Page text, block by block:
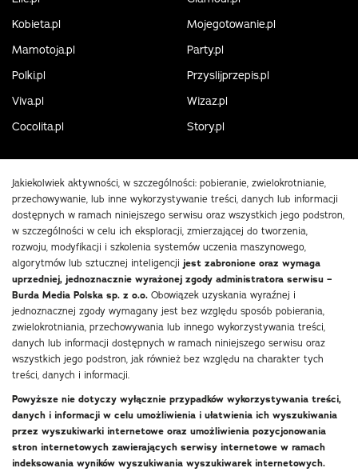
Kobieta.pl
Mojegotowanie.pl
Mamotoja.pl
Party.pl
Polki.pl
Przyslijprzepis.pl
Viva.pl
Wizaz.pl
Cocolita.pl
Story.pl
Jakiekolwiek aktywności, w szczególności: pobieranie, zwielokrotnianie,
przechowywanie, lub inne wykorzystywanie treści, danych lub informacji
dostępnych w ramach niniejszego serwisu oraz wszystkich jego podstron,
w szczególności w celu ich eksploracji, zmierzającej do tworzenia,
rozwoju, modyfikacji i szkolenia systemów uczenia maszynowego,
algorytmów lub sztucznej inteligencji jest zabronione oraz wymaga
uprzedniej, jednoznacznie wyrażonej zgody administratora serwisu –
Burda Media Polska sp. z o.o. Obowiązek uzyskania wyraźnej i
jednoznacznej zgody wymagany jest bez względu sposób pobierania,
zwielokrotniania, przechowywania lub innego wykorzystywania treści,
danych lub informacji dostępnych w ramach niniejszego serwisu oraz
wszystkich jego podstron, jak również bez względu na charakter tych
treści, danych i informacji.
Powyższe nie dotyczy wyłącznie przypadków wykorzystywania treści,
danych i informacji w celu umożliwienia i ułatwienia ich wyszukiwania
przez wyszukiwarki internetowe oraz umożliwienia pozycjonowania
stron internetowych zawierających serwisy internetowe w ramach
indeksowania wyników wyszukiwania wyszukiwarek internetowych.